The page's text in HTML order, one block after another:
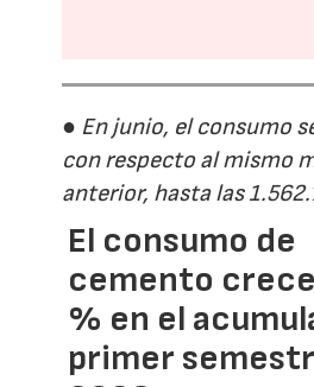
● En junio, el consumo
con respecto al mismo
anterior, hasta las
El consumo de
cemento crece
% en el
primer